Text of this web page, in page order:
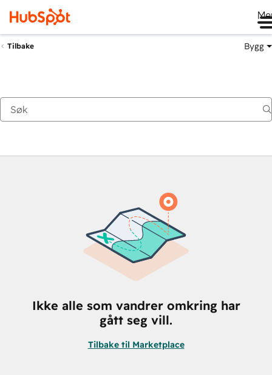
Tilbake Bygg
Ikke alle som vandrer omkring har
gått seg vill.
Tilbake til Marketplace